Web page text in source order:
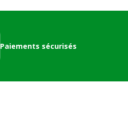
Paiements sécurisés